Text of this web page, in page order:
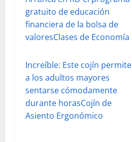
gratuito de educación
financiera de la bolsa de
valoresClases de Economía
Increíble: Este cojín permite
a los adultos mayores
sentarse cómodamente
durante horasCojín de
Asiento Ergonómico